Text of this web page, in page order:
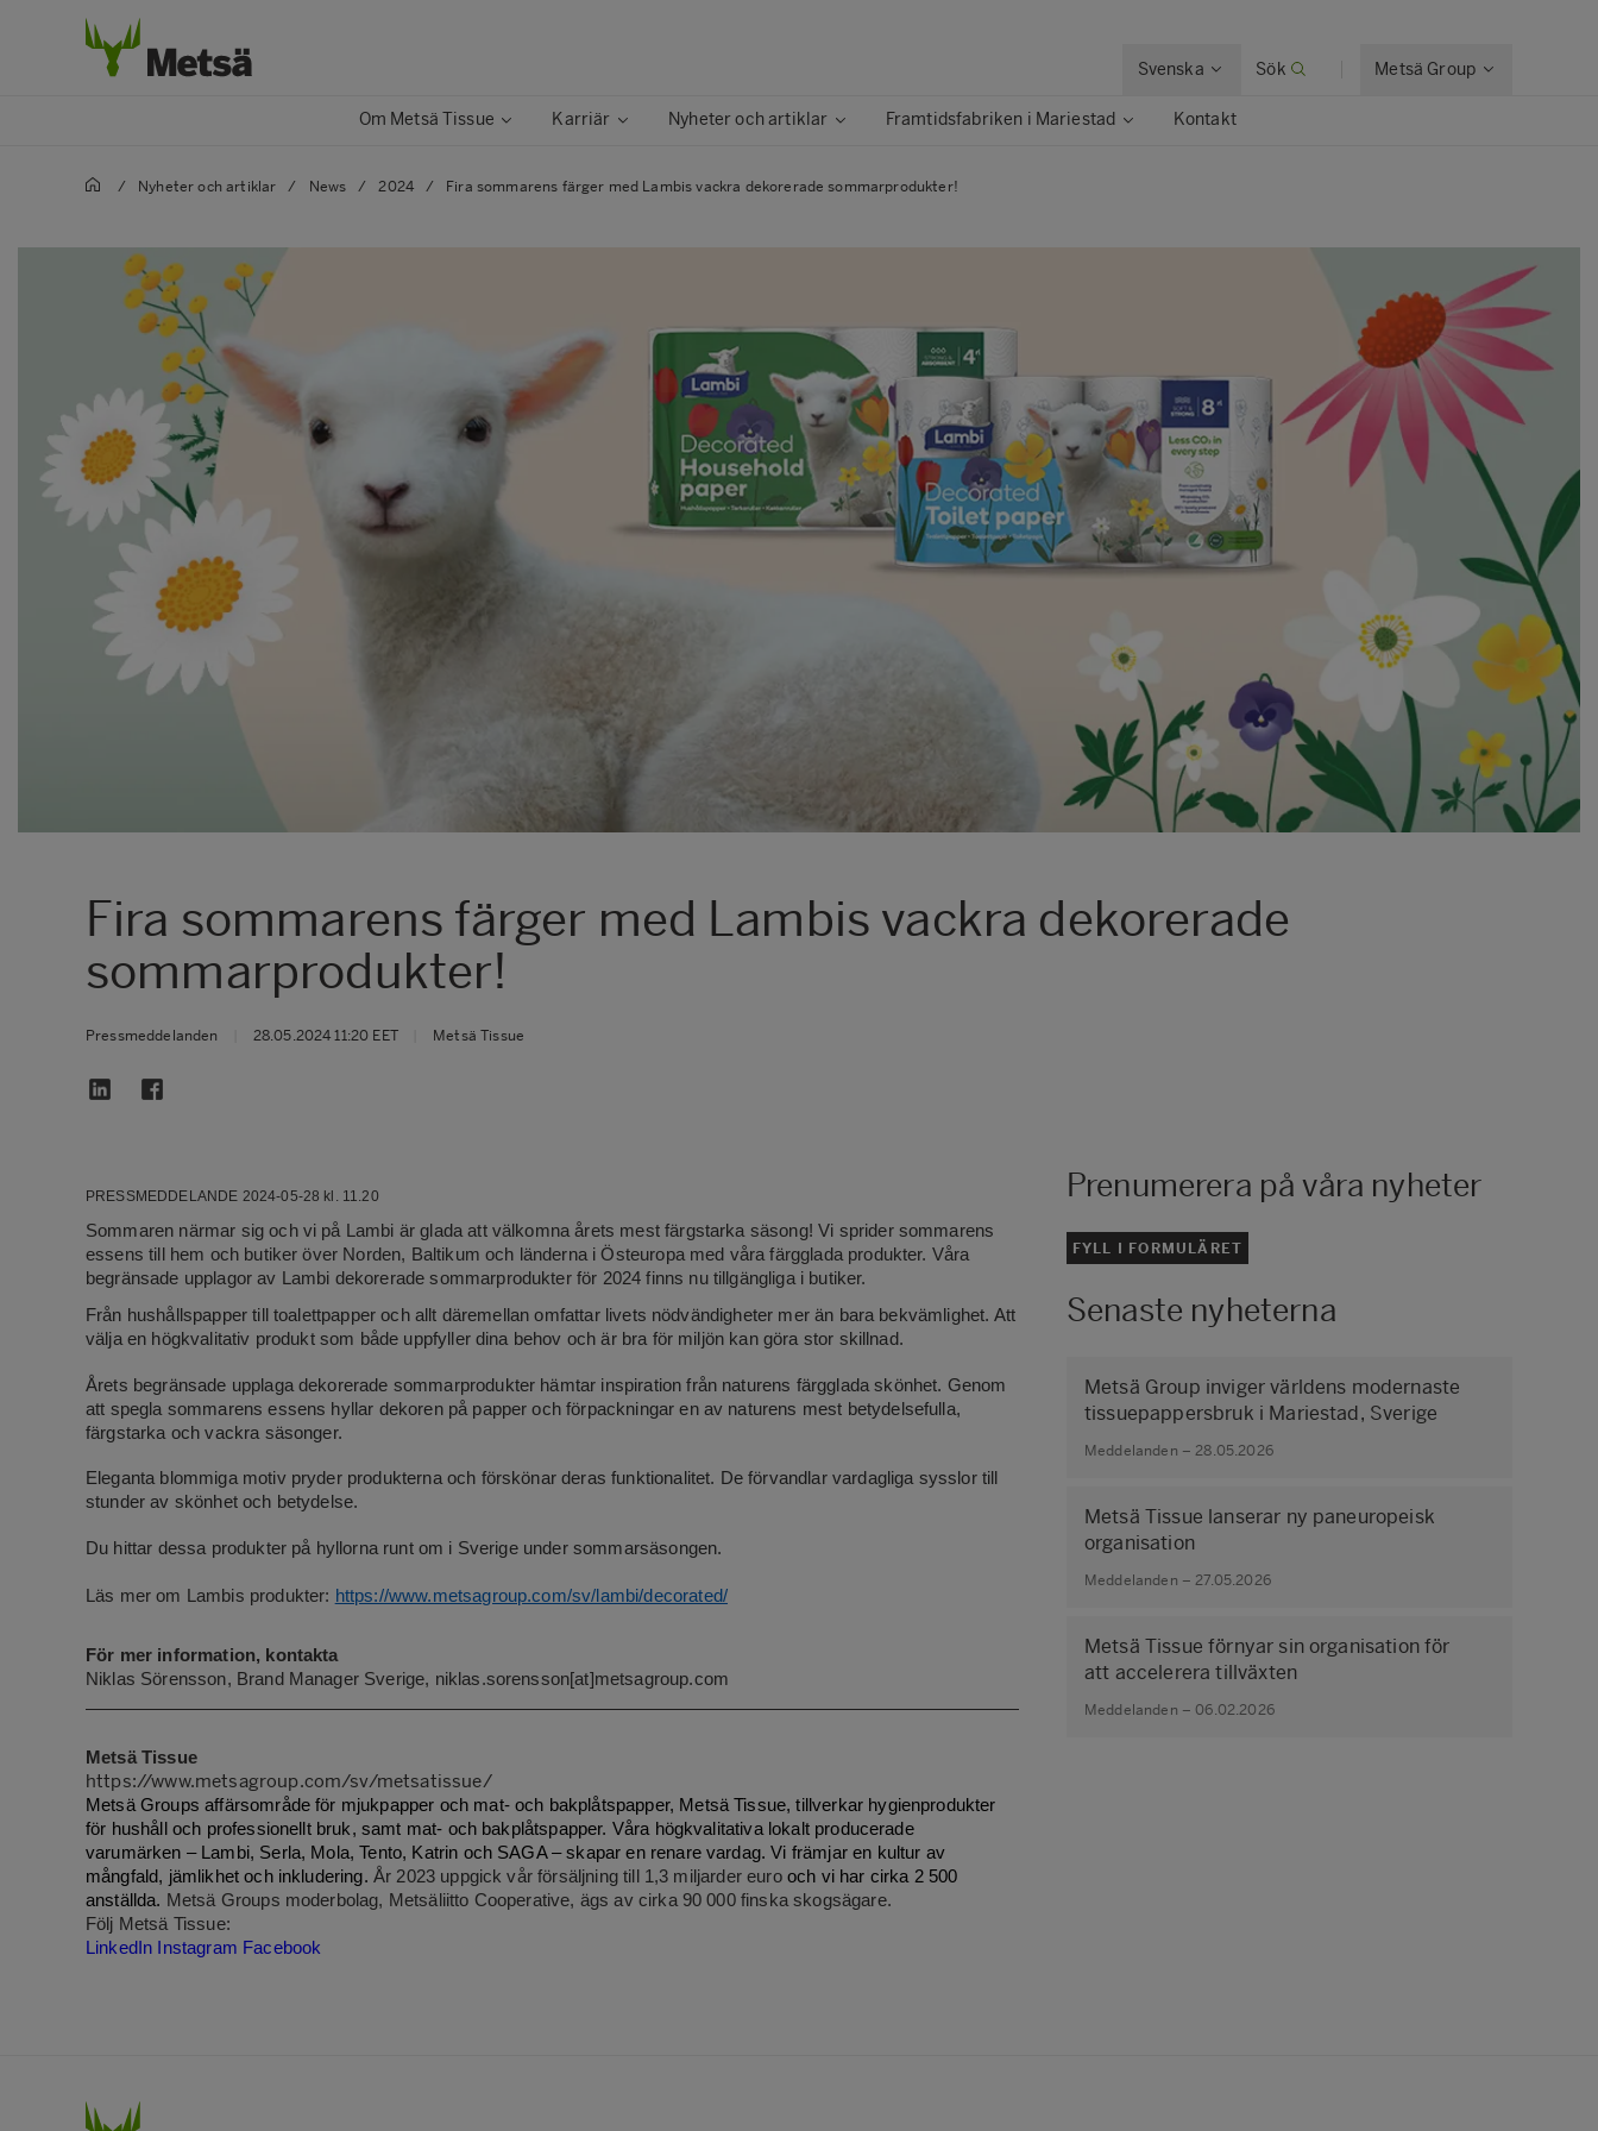
Svenska Sök Metsä Group
Om Metsä Tissue Karriär Nyheter och artiklar Framtidsfabriken i Mariestad Kontakt
/ Nyheter och artiklar / News / 2024 / Fira sommarens färger med Lambis vackra dekorerade sommarprodukter!
Fira sommarens färger med Lambis vackra dekorerade
sommarprodukter!
Pressmeddelanden 28.05.2024 11:20 EET Metsä Tissue
PRESSMEDDELANDE 2024-05-28 kl. 11.20
Sommaren närmar sig och vi på Lambi är glada att välkomna årets mest färgstarka säsong! Vi sprider sommarens
essens till hem och butiker över Norden, Baltikum och länderna i Östeuropa med våra färgglada produkter. Våra
begränsade upplagor av Lambi dekorerade sommarprodukter för 2024 finns nu tillgängliga i butiker.
Från hushållspapper till toalettpapper och allt däremellan omfattar livets nödvändigheter mer än bara bekvämlighet. Att
välja en högkvalitativ produkt som både uppfyller dina behov och är bra för miljön kan göra stor skillnad.
Årets begränsade upplaga dekorerade sommarprodukter hämtar inspiration från naturens färgglada skönhet. Genom
att spegla sommarens essens hyllar dekoren på papper och förpackningar en av naturens mest betydelsefulla,
färgstarka och vackra säsonger.
Eleganta blommiga motiv pryder produkterna och förskönar deras funktionalitet. De förvandlar vardagliga sysslor till
stunder av skönhet och betydelse.
Du hittar dessa produkter på hyllorna runt om i Sverige under sommarsäsongen.
Läs mer om Lambis produkter: https://www.metsagroup.com/sv/lambi/decorated/
För mer information, kontakta
Niklas Sörensson, Brand Manager Sverige, niklas.sorensson[at]metsagroup.com
Metsä Tissue
https://www.metsagroup.com/sv/metsatissue/
Metsä Groups affärsområde för mjukpapper och mat- och bakplåtspapper, Metsä Tissue, tillverkar hygienprodukter
för hushåll och professionellt bruk, samt mat- och bakplåtspapper. Våra högkvalitativa lokalt producerade
varumärken – Lambi, Serla, Mola, Tento, Katrin och SAGA – skapar en renare vardag. Vi främjar en kultur av
mångfald, jämlikhet och inkludering. År 2023 uppgick vår försäljning till 1,3 miljarder eurooch vi har cirka 2 500
anställda. Metsä Groups moderbolag, Metsäliitto Cooperative, ägs av cirka 90 000 finska skogsägare.
Följ Metsä Tissue:
LinkedIn
Instagram Facebook
Prenumerera på våra nyheter
FYLL I FORMULÄRET
Senaste nyheterna
Metsä Group inviger världens modernaste
tissuepappersbruk i Mariestad, Sverige
Meddelanden – 28.05.2026
Metsä Tissue lanserar ny paneuropeisk
organisation
Meddelanden – 27.05.2026
Metsä Tissue förnyar sin organisation för
att accelerera tillväxten
Meddelanden – 06.02.2026